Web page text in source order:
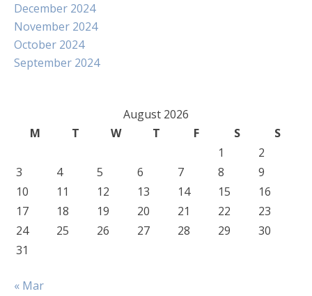
December 2024
November 2024
October 2024
September 2024
August 2026
M
T W T F S
S
1
2
3
4 5 6 7 8
9
10
11 12 13 14 15
16
17
18 19 20 21 22
23
24
25 26 27 28 29
30
31
« Mar